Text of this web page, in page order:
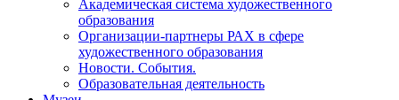
Академическая система художественного
образования
Организации-партнеры РАХ в сфере
художественного образования
Новости. События.
Образовательная деятельность